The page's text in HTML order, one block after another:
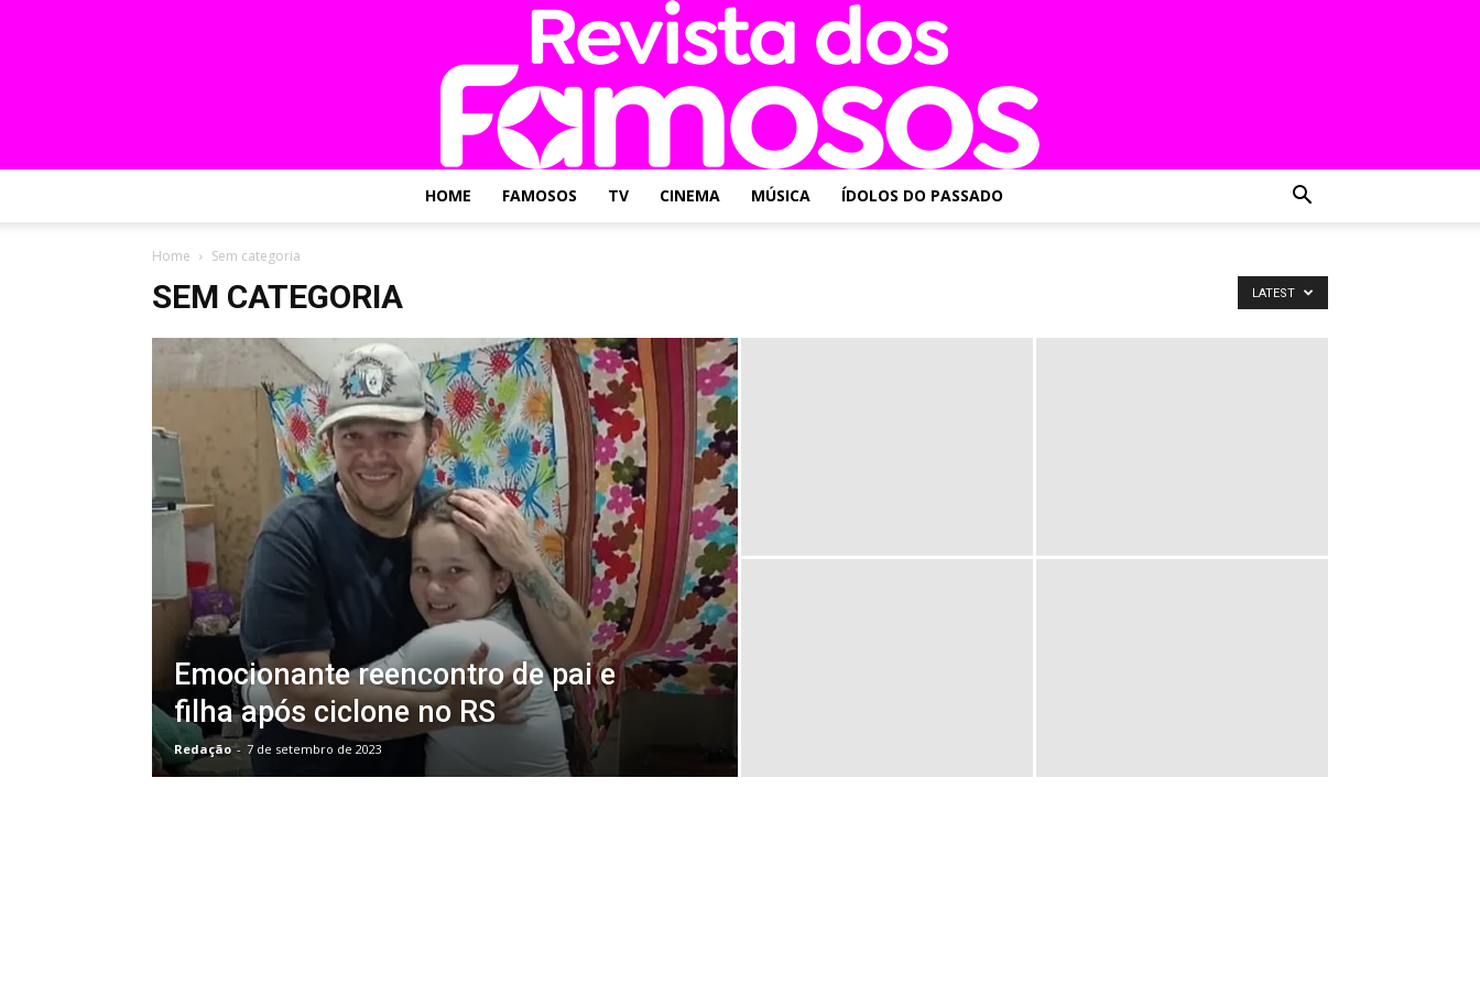
HOME FAMOSOS TV CINEMA MÚSICA ÍDOLOS DO PASSADO
Home Sem categoria
SEM CATEGORIA LATEST
Emocionante reencontro de pai e
filha após ciclone no RS
Redação - 7 de setembro de 2023